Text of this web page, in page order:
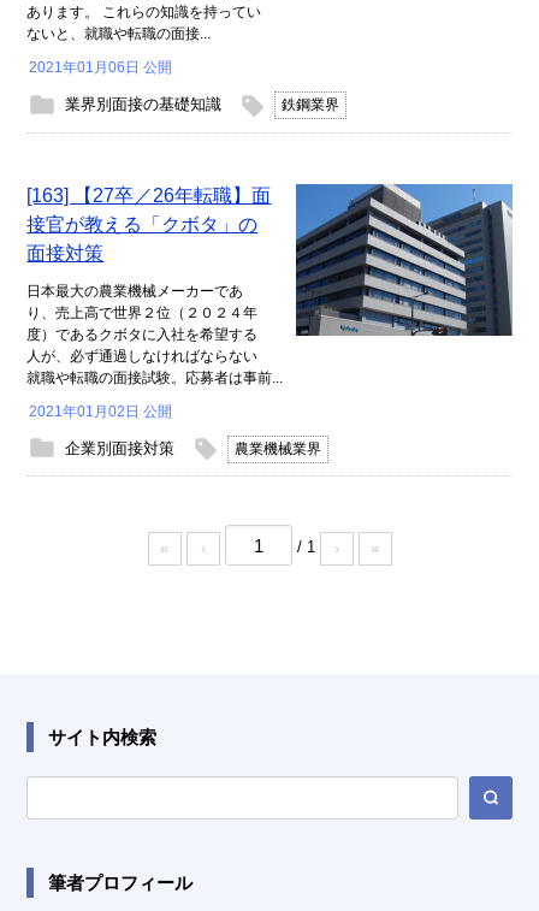
あります。 これらの知識を持ってい
ないと、就職や転職の面接...
2021年01月06日 公開
業界別面接の基礎知識 鉄鋼業界
[163] 【27卒／26年転職】面
接官が教える「クボタ」の
面接対策
日本最大の農業機械メーカーであ
り、売上高で世界２位（２０２４年
度）であるクボタに入社を希望する
人が、必ず通過しなければならない
就職や転職の面接試験。応募者は事前...
2021年01月02日 公開
企業別面接対策 農業機械業界
« ‹ / 1 › »
サイト内検索
筆者プロフィール